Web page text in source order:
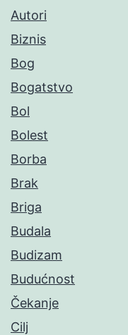
Autori
Biznis
Bog
Bogatstvo
Bol
Bolest
Borba
Brak
Briga
Budala
Budizam
Budućnost
Čekanje
Cilj